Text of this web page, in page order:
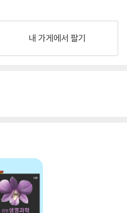
내 가게에서 팔기